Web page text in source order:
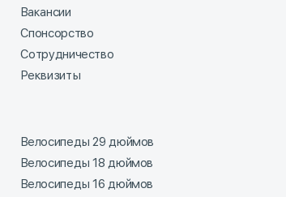
Вакансии
Спонсорство
Сотрудничество
Реквизиты
Велосипеды 29 дюймов
Велосипеды 18 дюймов
Велосипеды 16 дюймов